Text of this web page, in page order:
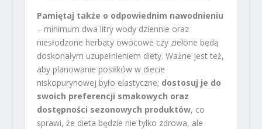
Pamiętaj także o odpowiednim nawodnieniu
– minimum dwa litry wody dziennie oraz
niesłodzone herbaty owocowe czy zielone będą
doskonałym uzupełnieniem diety. Ważne jest też,
aby planowanie posiłków w diecie
niskopurynowej było elastyczne; dostosuj je do
swoich preferencji smakowych oraz
dostępności sezonowych produktów, co
sprawi, że dieta będzie nie tylko zdrowa, ale